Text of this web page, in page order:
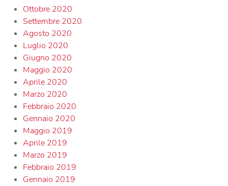
Ottobre 2020
Settembre 2020
Agosto 2020
Luglio 2020
Giugno 2020
Maggio 2020
Aprile 2020
Marzo 2020
Febbraio 2020
Gennaio 2020
Maggio 2019
Aprile 2019
Marzo 2019
Febbraio 2019
Gennaio 2019